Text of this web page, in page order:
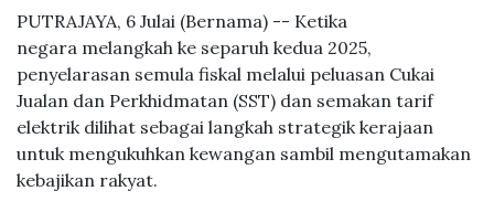
PUTRAJAYA, 6 Julai (Bernama) -- Ketika
negara melangkah ke separuh kedua 2025,
penyelarasan semula fiskal melalui peluasan Cukai
Jualan dan Perkhidmatan (SST) dan semakan tarif
elektrik dilihat sebagai langkah strategik kerajaan
untuk mengukuhkan kewangan sambil mengutamakan